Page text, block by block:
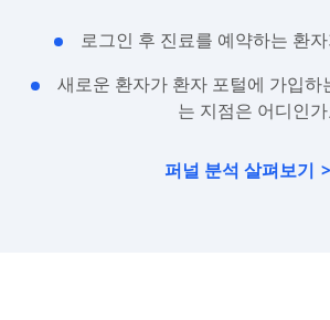
로그인 후 진료를 예약하는 환
새로운 환자가 환자 포털에 가입하
는 지점은 어디인
퍼널 분석 살펴보기